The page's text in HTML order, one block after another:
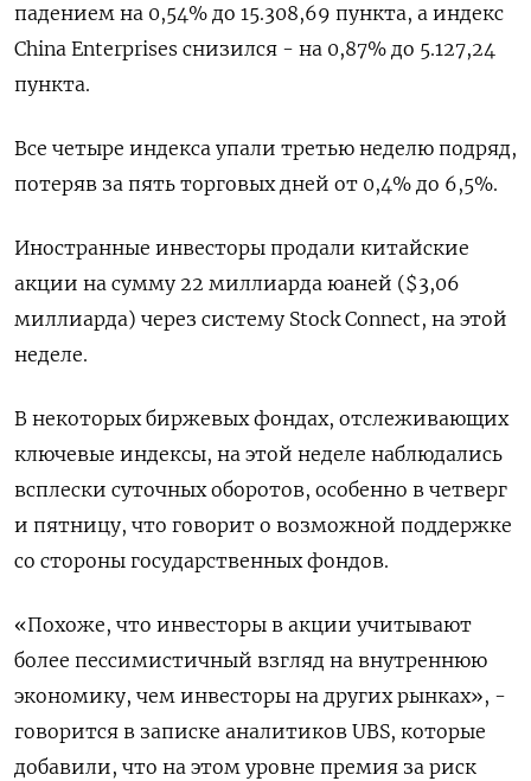
падением на 0,54% до 15.308,69​ пункта, а индекс
China Enterprises снизился - на 0,87% до 5.127,24
пункта.
Все четыре индекса упали третью неделю подряд,
потеряв за пять торговых дней от 0,4% до 6,5%.
Иностранные инвесторы продали китайские
акции на сумму 22 миллиарда юаней ($3,06
миллиарда) через систему Stock Connect, на этой
неделе.
В некоторых биржевых фондах, отслеживающих
ключевые индексы, на этой неделе наблюдались
всплески суточных оборотов, особенно в четверг
и пятницу, что говорит о возможной поддержке
со стороны государственных фондов.
«Похоже, что инвесторы в акции учитывают
более пессимистичный взгляд на внутреннюю
экономику, чем инвесторы на других рынках», -
говорится в записке аналитиков UBS, которые
добавили, что на этом уровне премия за риск